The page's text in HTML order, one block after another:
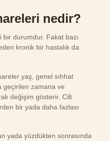
nedir?
durumdur. Fakat bazı
kronik bir hastalık da
yaş, genel sıhhat
geçirilen zamana ve
değişim gösterir. Cilt
bir yada daha fazlası
yada yüzdükten sonrasında